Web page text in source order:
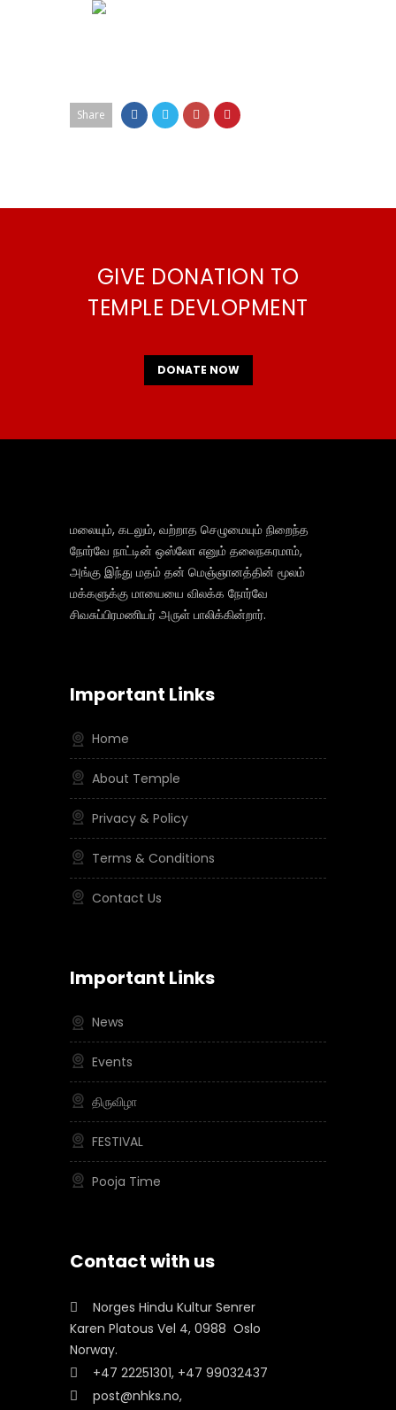
Share
GIVE DONATION TO
TEMPLE DEVLOPMENT
DONATE NOW
மலையும், கடலும், வற்றாத செழுமையும் நிறைந்த
நோர்வே நாட்டின் ஒஸ்லோ எனும் தலைநகரமாம்,
அங்கு இந்து மதம் தன் மெஞ்ஞானத்தின் மூலம்
மக்களுக்கு மாயையை விலக்க நோர்வே
சிவசுப்பிரமணியர் அருள் பாலிக்கின்றார்.
Important Links
Home
About Temple
Privacy & Policy
Terms & Conditions
Contact Us
Important Links
News
Events
திருவிழா
FESTIVAL
Pooja Time
Contact with us
Norges Hindu Kultur Senrer
Karen Platous Vel 4, 0988 Oslo
Norway.
+47 22251301, +47 99032437
post@nhks.no,